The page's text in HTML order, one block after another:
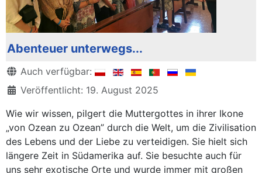
Abenteuer unterwegs...
DetailsAuch verfügbar:
Veröffentlicht: 19. August 2025
Wie wir wissen, pilgert die Muttergottes in ihrer Ikone
„von Ozean zu Ozean” durch die Welt, um die Zivilisation
des Lebens und der Liebe zu verteidigen. Sie hielt sich
längere Zeit in Südamerika auf. Sie besuchte auch für
uns sehr exotische Orte und wurde immer mit großen